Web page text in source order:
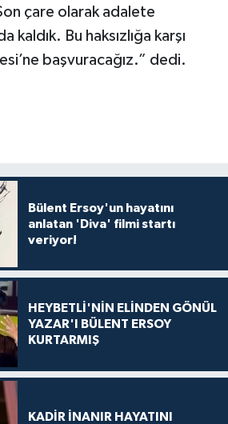
çare olarak adalete
kaldık. Bu haksızlığa karşı
başvuracağız.” dedi.
Bülent Ersoy'un hayatını
anlatan 'Diva' filmi startı
veriyor!
HEYBETLİ'NİN ELİNDEN GÖNÜL
YAZAR'I BÜLENT ERSOY
KURTARMIŞ
KADİR İNANIR HAYATINI